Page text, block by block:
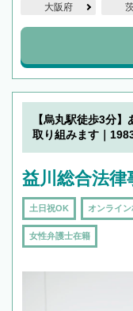
大阪府
【烏丸駅徒歩3分
取り組みます｜
益川総合法律
土日祝OK オンライ
女性弁護士在籍